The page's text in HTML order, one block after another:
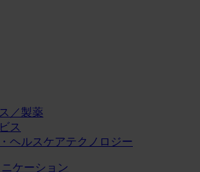
／製薬
ス
ヘルスケアテクノロジー
ケーション